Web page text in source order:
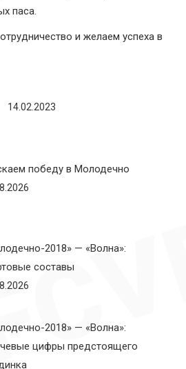
паса.
и желаем успеха в
14.02.2023
победу в Молодечно
2018» — «Волна»:
составы
2018» — «Волна»:
цифры предстоящего